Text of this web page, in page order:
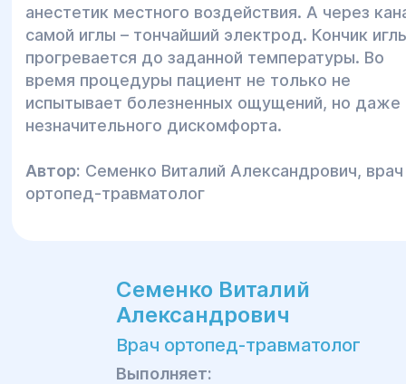
анестетик местного воздействия. А через
самой иглы – тончайший электрод. Кончик
прогревается до заданной температуры. Во
время процедуры пациент не только не
испытывает болезненных ощущений, но даже
незначительного дискомфорта.
Автор: Семенко Виталий Александрович, врач
ортопед-травматолог
Семенко Виталий
Александрович
Врач ортопед-травматолог
Выполняет: